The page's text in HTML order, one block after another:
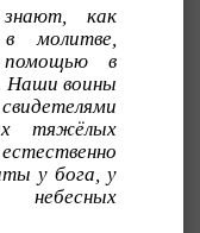
знают, как
молитве,
в
Наши воины
тяжёлых
у бога, у